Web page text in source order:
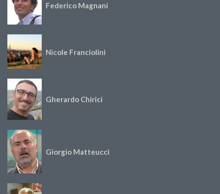
Federico Magnani
Nicole Franciolini
Gherardo Chirici
Giorgio Matteucci